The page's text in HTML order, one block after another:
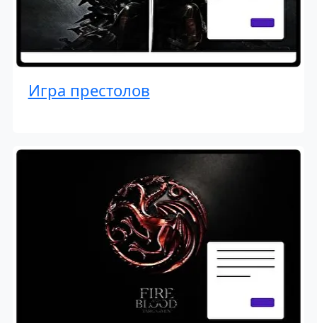
Игра престолов